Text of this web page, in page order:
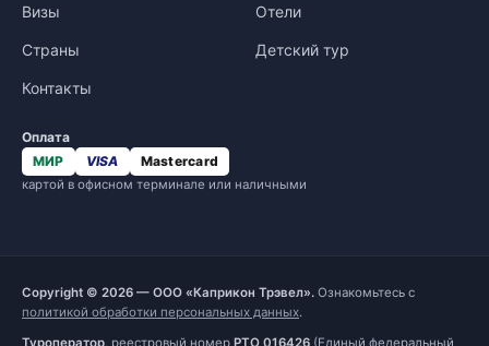
Визы Отели
Страны Детский тур
Контакты
Оплата
МИР
VISA Mastercard
картой в офисном терминале или наличными
Copyright © 2026 — ООО «Каприкон Трэвел». Ознакомьтесь с
политикой обработки персональных данных.
Туроператор , реестровый номер РТО 016426 (Единый федеральный